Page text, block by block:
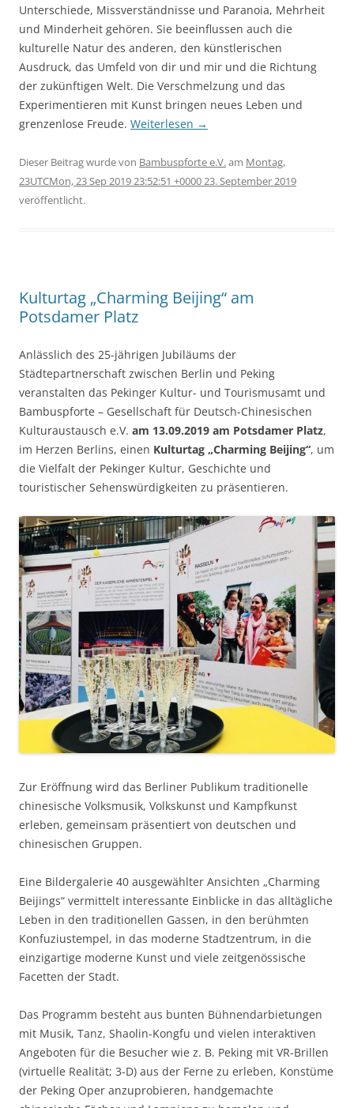
Unterschiede, Missverständnisse und Paranoia, Mehrheit
und Minderheit gehören. Sie beeinflussen auch die
kulturelle Natur des anderen, den künstlerischen
Ausdruck, das Umfeld von dir und mir und die Richtung
der zukünftigen Welt. Die Verschmelzung und das
Experimentieren mit Kunst bringen neues Leben und
grenzenlose Freude. Weiterlesen →
Dieser Beitrag wurdevon Bambuspforte e.V.am Montag,
23UTCMon, 23 Sep 2019 23:52:51 +0000 23. September 2019
veröffentlicht.
Kulturtag „Charming Beijing“ am
Potsdamer Platz
Anlässlich des 25-jährigen Jubiläums der
Städtepartnerschaft zwischen Berlin und Peking
veranstalten das Pekinger Kultur- und Tourismusamt und
Bambuspforte – Gesellschaft für Deutsch-Chinesischen
Kulturaustausch e.V. am 13.09.2019 am Potsdamer Platz,
im Herzen Berlins, einen Kulturtag „Charming Beijing“, um
die Vielfalt der Pekinger Kultur, Geschichte und
touristischer Sehenswürdigkeiten zu präsentieren.
Zur Eröffnung wird das Berliner Publikum traditionelle
chinesische Volksmusik, Volkskunst und Kampfkunst
erleben, gemeinsam präsentiert von deutschen und
chinesischen Gruppen.
Eine Bildergalerie 40 ausgewählter Ansichten „Charming
Beijings“ vermittelt interessante Einblicke in das alltägliche
Leben in den traditionellen Gassen, in den berühmten
Konfuziustempel, in das moderne Stadtzentrum, in die
einzigartige moderne Kunst und viele zeitgenössische
Facetten der Stadt.
Das Programm besteht aus bunten Bühnendarbietungen
mit Musik, Tanz, Shaolin-Kongfu und vielen interaktiven
Angeboten für die Besucher wie z. B. Peking mit VR-Brillen
(virtuelle Realität; 3-D) aus der Ferne zu erleben, Konstüme
der Peking Oper anzuprobieren, handgemachte